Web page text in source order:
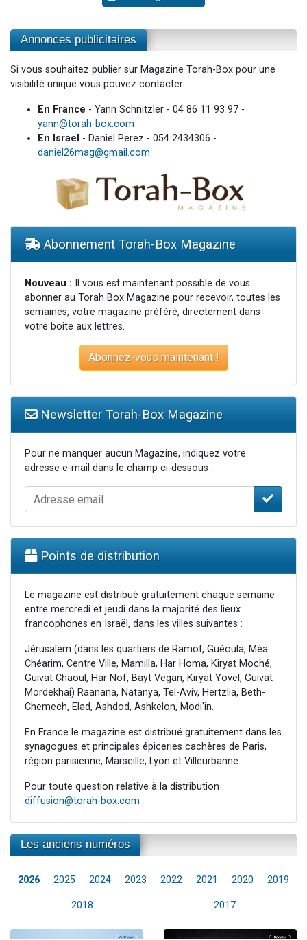
Annonces publicitaires
Si vous souhaitez publier sur Magazine Torah-Box pour une
visibilité unique vous pouvez contacter :
En France - Yann Schnitzler - 04 86 11 93 97 -
yann@torah-box.com
En Israel - Daniel Perez - 054 2434306 -
daniel26mag@gmail.com
Abonnement Torah-Box Magazine
Nouveau : Il vous est maintenant possible de vous
abonner au Torah Box Magazine pour recevoir, toutes les
semaines, votre magazine préféré, directement dans
votre boite aux lettres.
Abonnez-vous maintenant !
Newsletter Torah-Box Magazine
Pour ne manquer aucun Magazine, indiquez votre
adresse e-mail dans le champ ci-dessous :
Points de distribution
Le magazine est distribué gratuitement chaque semaine
entre mercredi et jeudi dans la majorité des lieux
francophones en Israël, dans les villes suivantes :
Jérusalem (dans les quartiers de Ramot, Guéoula, Méa
Chéarim, Centre Ville, Mamilla, Har Homa, Kiryat Moché,
Guivat Chaoul, Har Nof, Bayt Vegan, Kiryat Yovel, Guivat
Mordekhai) Raanana, Natanya, Tel-Aviv, Hertzlia, Beth-
Chemech, Elad, Ashdod, Ashkelon, Modi'in.
En France le magazine est distribué gratuitement dans les
synagogues et principales épiceries cachères de Paris,
région parisienne, Marseille, Lyon et Villeurbanne.
Pour toute question relative à la distribution :
diffusion@torah-box.com
Les anciens numéros
2026 2025 2024 2023 2022 2021 2020 2019
2018 2017